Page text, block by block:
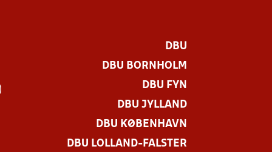
DBU
DBU BORNHOLM
DBU FYN
DBU JYLLAND
DBU KØBENHAVN
DBU LOLLAND-FALSTER